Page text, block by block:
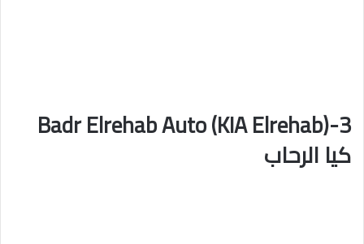
3-Badr Elrehab Auto (KIA Elrehab)
كيا الرحاب